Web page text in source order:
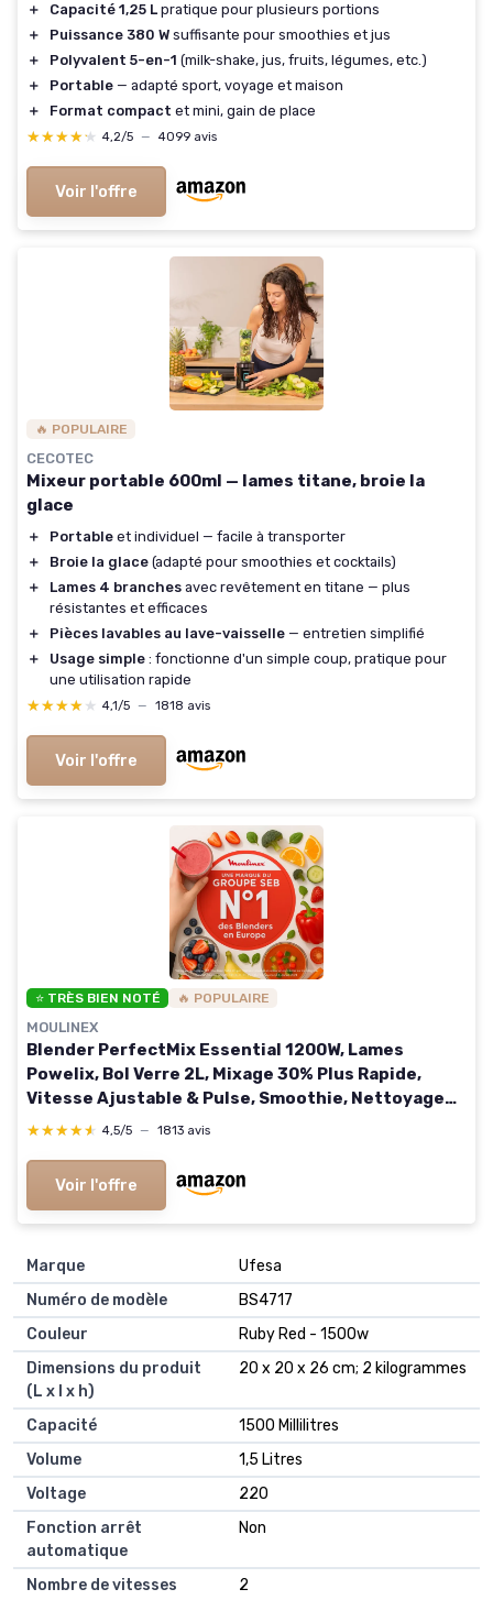
＋ Capacité 1,25 L pratique pour plusieurs portions
＋
Puissance 380 W suffisante pour smoothies et jus
＋
Polyvalent 5-en-1 (milk-shake, jus, fruits, légumes, etc.)
＋
Portable — adapté sport, voyage et maison
＋
Format compact et mini, gain de place
★★★★★
★★★★★ 4,2/5 — 4099 avis
Voir l'offre
🔥 POPULAIRE
CECOTEC
Mixeur portable 600ml — lames titane, broie la
glace
＋ Portable et individuel — facile à transporter
＋
Broie la glace (adapté pour smoothies et cocktails)
＋
Lames 4 branches avec revêtement en titane — plus
résistantes et efficaces
＋
Pièces lavables au lave-vaisselle — entretien simplifié
＋
Usage simple : fonctionne d'un simple coup, pratique pour
une utilisation rapide
★★★★★
★★★★★ 4,1/5 — 1818 avis
Voir l'offre
⭐ TRÈS BIEN NOTÉ 🔥 POPULAIRE
MOULINEX
Blender PerfectMix Essential 1200W, Lames
Powelix, Bol Verre 2L, Mixage 30% Plus Rapide,
Vitesse Ajustable & Pulse, Smoothie, Nettoyage
Facile, LM771BF0, Poivre de Java 1200W - Variateur
★★★★★
★★★★★ 4,5/5 — 1813 avis
Voir l'offre
Marque
‎Ufesa
Numéro de modèle
‎BS4717
Couleur
‎Ruby Red - 1500w
Dimensions du produit
(L x l x h)
‎20 x 20 x 26 cm; 2 kilogrammes
Capacité
‎1500 Millilitres
Volume
‎1,5 Litres
Voltage
‎220
Fonction arrêt
automatique
‎Non
Nombre de vitesses ‎2